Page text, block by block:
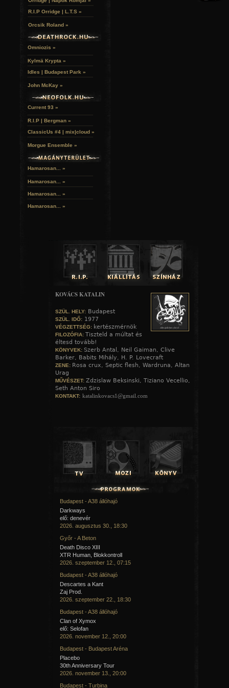
R.I.P Orridge | L.T.S »
Orcsik Roland »
Omniozis »
Kylmä Krypta »
Idles | Budapest Park »
John McKay »
Current 93 »
R.I.P | Bergman »
ClassicUs #4 | mix|cloud »
Morgue Ensemble »
Hamarosan... »
Hamarosan... »
Hamarosan... »
Hamarosan... »
KOVÁCS KATALIN
SZÜL. HELY: Budapest
SZÜL. IDŐ: 1977
VÉGZETTSÉG: kertészmérnök
FILOZÓFIA: Tiszteld a múltat és
éltesd tovább!
KÖNYVEK: Szerb Antal, Neil Gaiman, Clive
Barker, Babits Mihály, H. P. Lovecraft
ZENE: Rosa crux, Septic flesh, Wardruna, Altan
Urag
MŰVÉSZET: Zdzislaw Beksinski, Tiziano Vecellio,
Seth Anton Siro
KONTAKT: katalinkovacs1@gmail.com
Budapest - A38 állóhajó
Darkways
elő: denevér
2026. augusztus 30., 18:30
Győr - A Beton
Death Disco XIII
XTR Human, Blokkontroll
2026. szeptember 12., 07:15
Budapest - A38 állóhajó
Descartes a Kant
Zaj Prod.
2026. szeptember 22., 18:30
Budapest - A38 állóhajó
Clan of Xymox
elő: Selofan
2026. november 12., 20:00
Budapest - Budapest Aréna
Placebo
30th Anniversary Tour
2026. november 13., 20:00
Budapest - Turbina